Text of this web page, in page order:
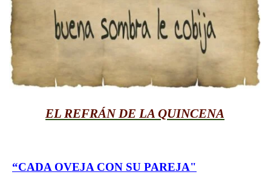
EL REFRÁN DE LA QUINCENA
“CADA OVEJA CON SU PAREJA"